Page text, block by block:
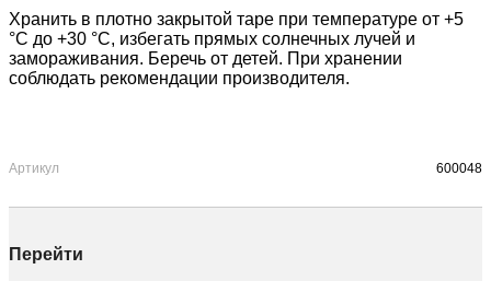
Хранить в плотно закрытой таре при температуре от +5
°C до +30 °C, избегать прямых солнечных лучей и
замораживания. Беречь от детей. При хранении
соблюдать рекомендации производителя.
Артикул 600048
Перейти